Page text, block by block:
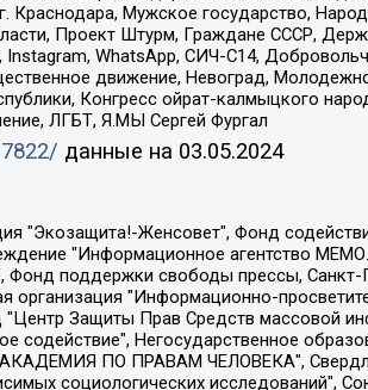
Краснодара, Мужское государство,
Проект Штурм, Граждане СССР,
WhatsApp, СИЧ-С14,
движение, Невоград,
Конгресс ойрат-калмыцкого
ЛГБТ, Я.МЫ Сергей Фургал
данные на 03.05.2024
лицо, зарегистрированное в Латвийской Республике, SIA "Medusa Project" (регистрационный номер 40103797863, дата регистрации 10.06.2014), Некоммерческая организация "Фонд по борьбе с коррупцией", Автономная некоммерческая организация "Институт права и публичной политики", Баданин Роман Сергеевич, Гликин Максим Александрович, Железнова Мария Михайловна, Лукьянова Юлия Сергеевна, Маетная Елизавета Витальевна, Маняхин Петр Борисович, Чуракова Ольга Владимировна, Ярош Юлия Петровна, Юридическое лицо "The Insider SIA", зарегистрированное в Риге, Латвийская Республика (дата регистрации 26.06.2015), являющееся администратором доменного имени интернет-издания "The Insider SIA", https://theins.ru, Постернак Алексей Евгеньевич, Рубин Михаил Аркадьевич, Анин Роман Александрович, Юридическое лицо Istories fonds, зарегистрированное в Латвийской Республике (регистрационный номер 50008295751, дата регистрации 24.02.2020), Великовский Дмитрий Александрович, Долинина Ирина Николаевна, Мароховская Алеся Алексеевна, Шлейнов Роман Юрьевич, Шмагун Олеся Валентиновна, Общество с ограниченной ответственностью "Альтаир 2021", Общество с ограниченной ответственностью "Вега 2021", Общество с ограниченной ответственностью "Главный редактор 2021", Общество с ограниченной ответственностью "Ромашки монолит", Важенков Артем Валерьевич, Ивановская областная общественная организация "Центр гендерных исследований", Гурман Юрий Альбертович, Медиапроект "ОВД-Инфо", Егоров Владимир Владимирович, Жилинский Владимир Александрович, Общество с ограниченной ответственностью "ЗП", Иванова София Юрьевна, Карезина Инна Павловна, Кильтау Екатерина Викторовна, Петров Алексей Викторович, Пискунов Сергей Евгеньевич, Смирнов Сергей Сергеевич, Тихонов Михаил Сергеевич, Общество с ограниченной ответственностью "ЖУРНАЛИСТ-ИНОСТРАННЫЙ АГЕНТ", Арапова Галина Юрьевна, Вольтская Татьяна Анатольевна, Американская компания "Mason G.E.S. Anonymous Foundation" (США), являющаяся владельцем интернет-издания https://mnews.world/, Компания "Stichting Bellingcat", зарегистрированная в Нидерландах (дата регистрации 11.07.2018), Захаров Андрей Вячеславович, Клепиковская Екатерина Дмитриевна, Общество с ограниченной ответственностью "МЕМО", Перл Роман Александрович, Симонов Евгений Алексеевич, Соловьева Елена Анатольевна, Сотников Даниил Владимирович, Сурначева Елизавета Дмитриевна, Автономная некоммерческая организация по защите прав человека и информированию